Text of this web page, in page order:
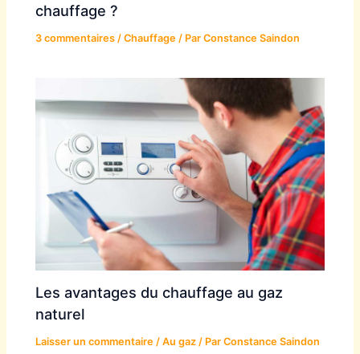
chauffage ?
3 commentaires /Chauffage / ParConstance Saindon
Les avantages du chauffage au gaz
naturel
Laisser un commentaire /Au gaz / ParConstance Saindon